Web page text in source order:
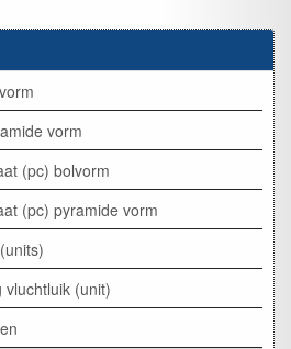
vorm
(pc) bolvorm
(pc) pyramide vorm
vluchtluik (unit)